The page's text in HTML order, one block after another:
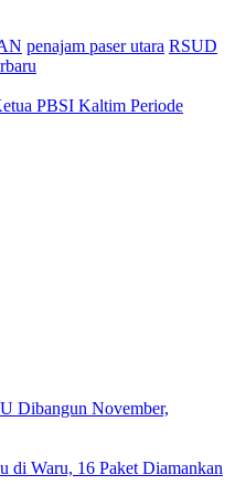
penajam paser utara RSUD
PBSI Kaltim Periode
Dibangun November,
di Waru, 16 Paket Diamankan